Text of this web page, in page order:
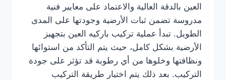
العين بالدقة العالية والاعتماد على معايير فنية
مدروسة تضمن ثبات الأرضية وجودتها على المدى
الطويل. تبدأ عملية تركيب باركيه العين بتجهيز
الأرضية بشكل كامل، حيث يتم التأكد من استوائها
ونظافتها وخلوها من أي رطوبة قد تؤثر على جودة
التركيب. بعد ذلك يتم اختيار طريقة التركيب